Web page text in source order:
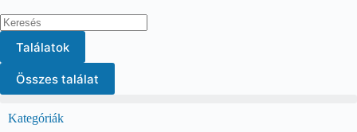
Találatok
Összes találat
Kategóriák